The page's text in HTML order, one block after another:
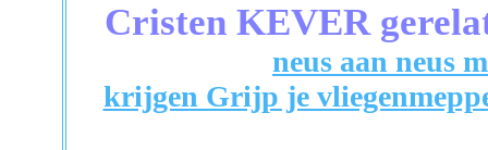
Cristen KEVER
neus aan neus
krijgen Grijp je